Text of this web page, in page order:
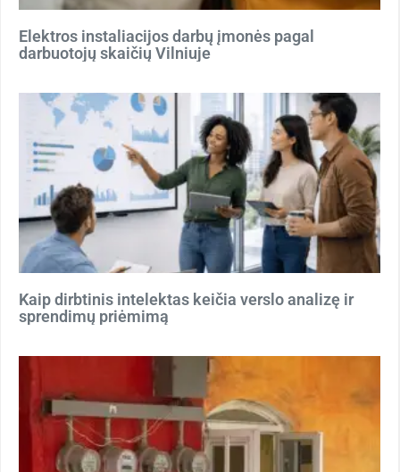
Elektros instaliacijos darbų įmonės pagal
darbuotojų skaičių Vilniuje
Kaip dirbtinis intelektas keičia verslo analizę ir
sprendimų priėmimą